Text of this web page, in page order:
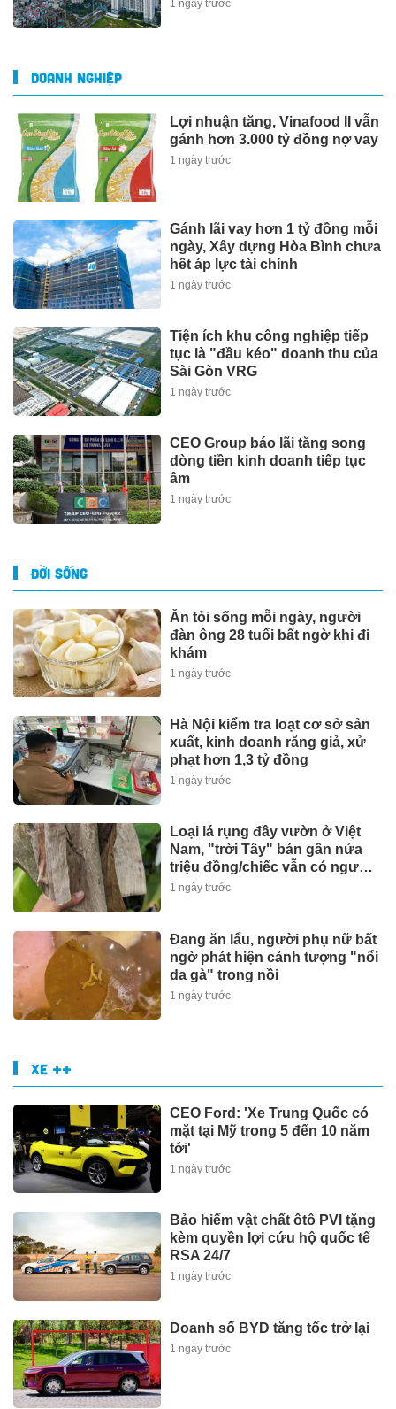
1 ngày trước
DOANH NGHIỆP
Lợi nhuận tăng, Vinafood II vẫn
gánh hơn 3.000 tỷ đồng nợ vay
1 ngày trước
Gánh lãi vay hơn 1 tỷ đồng mỗi
ngày, Xây dựng Hòa Bình chưa
hết áp lực tài chính
1 ngày trước
Tiện ích khu công nghiệp tiếp
tục là "đầu kéo" doanh thu của
Sài Gòn VRG
1 ngày trước
CEO Group báo lãi tăng song
dòng tiền kinh doanh tiếp tục
âm
1 ngày trước
ĐỜI SỐNG
Ăn tỏi sống mỗi ngày, người
đàn ông 28 tuổi bất ngờ khi đi
khám
1 ngày trước
Hà Nội kiểm tra loạt cơ sở sản
xuất, kinh doanh răng giả, xử
phạt hơn 1,3 tỷ đồng
1 ngày trước
Loại lá rụng đầy vườn ở Việt
Nam, "trời Tây" bán gần nửa
triệu đồng/chiếc vẫn có người
mua
1 ngày trước
Đang ăn lẩu, người phụ nữ bất
ngờ phát hiện cảnh tượng "nổi
da gà" trong nồi
1 ngày trước
XE ++
CEO Ford: 'Xe Trung Quốc có
mặt tại Mỹ trong 5 đến 10 năm
tới'
1 ngày trước
Bảo hiểm vật chất ôtô PVI tặng
kèm quyền lợi cứu hộ quốc tế
RSA 24/7
1 ngày trước
Doanh số BYD tăng tốc trở lại
1 ngày trước